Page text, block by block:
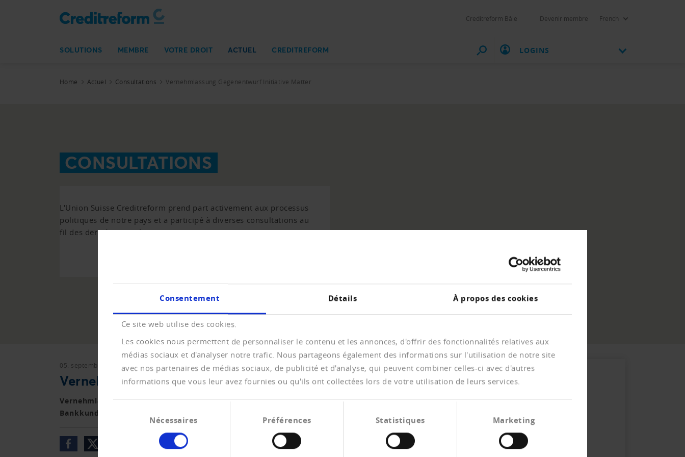
Consentement Détails À propos des cookies
Ce site web utilise des cookies.
Les cookies nous permettent de personnaliser le contenu et les annonces, d'offrir des fonctionnalités relatives aux
médias sociaux et d'analyser notre trafic. Nous partageons également des informations sur l'utilisation de notre site
avec nos partenaires de médias sociaux, de publicité et d'analyse, qui peuvent combiner celles-ci avec d'autres
informations que vous leur avez fournies ou qu'ils ont collectées lors de votre utilisation de leurs services.
consentement
Nécessaires Préférences Statistiques Marketing
Creditreform Bâle Devenir membre French
SOLUTIONS MEMBRE VOTRE DROIT ACTUEL CREDITREFORM LOGINS
Home Actuel Consultations Vernehmlassung Gegenentwurf Initiative Matter
CONSULTATIONS
L'Union Suisse Creditreform prend part activement aux processus
politiques de notre pays et a participé à diverses consultations au
fil des dernières années.
05. septembre 2016 Vernehmlassungen
Vernehmlassung Gegenentwurf Initiative Matter
Vernehmlassung zum Gegenentwurf WAK-N über die Verankerung des
Bankkundengeheimnisses in der Bundesverfassung.